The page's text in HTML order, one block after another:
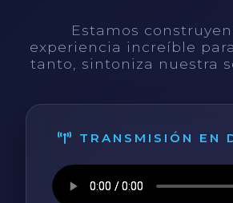
Estamos
experiencia increíble
tanto, sintoniza nuestra
TRANSMISIÓN EN